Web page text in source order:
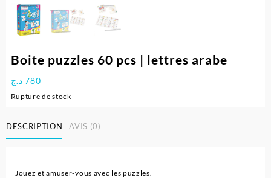
Boite puzzles 60 pcs | lettres arabe
780 د.ج
Rupture de stock
DESCRIPTION AVIS (0)
Jouez et amuser-vous avec les puzzles.